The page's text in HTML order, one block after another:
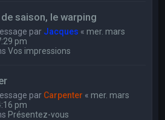
saison, le warping
par Jacques « mer. mars
pm
Vos impressions
par Carpenter « mer. mars
pm
Présentez-vous